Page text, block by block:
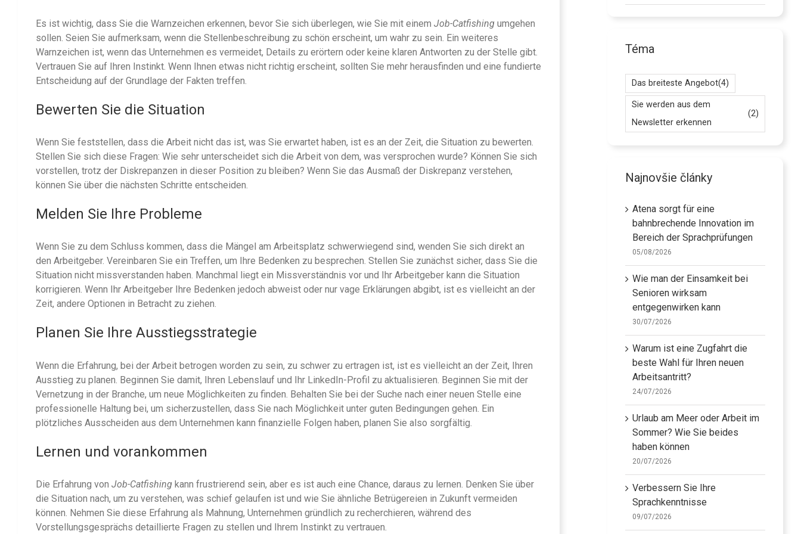
Es ist wichtig, dass Sie die Warnzeichen erkennen, bevor Sie sich überlegen, wie Sie mit einem Job-Catfishing umgehen
sollen. Seien Sie aufmerksam, wenn die Stellenbeschreibung zu schön erscheint, um wahr zu sein. Ein weiteres
Warnzeichen ist, wenn das Unternehmen es vermeidet, Details zu erörtern oder keine klaren Antworten zu der Stelle gibt.
Vertrauen Sie auf Ihren Instinkt. Wenn Ihnen etwas nicht richtig erscheint, sollten Sie mehr herausfinden und eine fundierte
Entscheidung auf der Grundlage der Fakten treffen.
Bewerten Sie die Situation
Wenn Sie feststellen, dass die Arbeit nicht das ist, was Sie erwartet haben, ist es an der Zeit, die Situation zu bewerten.
Stellen Sie sich diese Fragen: Wie sehr unterscheidet sich die Arbeit von dem, was versprochen wurde? Können Sie sich
vorstellen, trotz der Diskrepanzen in dieser Position zu bleiben? Wenn Sie das Ausmaß der Diskrepanz verstehen,
können Sie über die nächsten Schritte entscheiden.
Melden Sie Ihre Probleme
Wenn Sie zu dem Schluss kommen, dass die Mängel am Arbeitsplatz schwerwiegend sind, wenden Sie sich direkt an
den Arbeitgeber. Vereinbaren Sie ein Treffen, um Ihre Bedenken zu besprechen. Stellen Sie zunächst sicher, dass Sie die
Situation nicht missverstanden haben. Manchmal liegt ein Missverständnis vor und Ihr Arbeitgeber kann die Situation
korrigieren. Wenn Ihr Arbeitgeber Ihre Bedenken jedoch abweist oder nur vage Erklärungen abgibt, ist es vielleicht an der
Zeit, andere Optionen in Betracht zu ziehen.
Planen Sie Ihre Ausstiegsstrategie
Wenn die Erfahrung, bei der Arbeit betrogen worden zu sein, zu schwer zu ertragen ist, ist es vielleicht an der Zeit, Ihren
Ausstieg zu planen. Beginnen Sie damit, Ihren Lebenslauf und Ihr LinkedIn-Profil zu aktualisieren. Beginnen Sie mit der
Vernetzung in der Branche, um neue Möglichkeiten zu finden. Behalten Sie bei der Suche nach einer neuen Stelle eine
professionelle Haltung bei, um sicherzustellen, dass Sie nach Möglichkeit unter guten Bedingungen gehen. Ein
plötzliches Ausscheiden aus dem Unternehmen kann finanzielle Folgen haben, planen Sie also sorgfältig.
Lernen und vorankommen
Die Erfahrung von Job-Catfishing kann frustrierend sein, aber es ist auch eine Chance, daraus zu lernen. Denken Sie über
die Situation nach, um zu verstehen, was schief gelaufen ist und wie Sie ähnliche Betrügereien in Zukunft vermeiden
können. Nehmen Sie diese Erfahrung als Mahnung, Unternehmen gründlich zu recherchieren, während des
Vorstellungsgesprächs detaillierte Fragen zu stellen und Ihrem Instinkt zu vertrauen.
Téma
Das breiteste Angebot(4)
Sie werden aus dem
Newsletter erkennen
(2)
Najnovšie články
Atena sorgt für eine
bahnbrechende Innovation im
Bereich der Sprachprüfungen
05/08/2026
Wie man der Einsamkeit bei
Senioren wirksam
entgegenwirken kann
30/07/2026
Warum ist eine Zugfahrt die
beste Wahl für Ihren neuen
Arbeitsantritt?
24/07/2026
Urlaub am Meer oder Arbeit im
Sommer? Wie Sie beides
haben können
20/07/2026
Verbessern Sie Ihre
Sprachkenntnisse
09/07/2026